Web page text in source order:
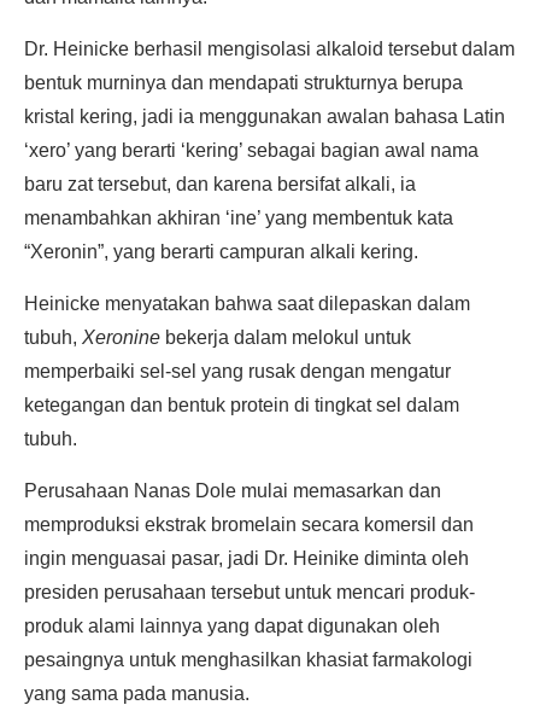
Dr. Heinicke berhasil mengisolasi alkaloid tersebut dalam
bentuk murninya dan mendapati strukturnya berupa
kristal kering, jadi ia menggunakan awalan bahasa Latin
‘xero’ yang berarti ‘kering’ sebagai bagian awal nama
baru zat tersebut, dan karena bersifat alkali, ia
menambahkan akhiran ‘ine’ yang membentuk kata
“Xeronin”, yang berarti campuran alkali kering.
Heinicke menyatakan bahwa saat dilepaskan dalam
tubuh, Xeronine bekerja dalam melokul untuk
memperbaiki sel-sel yang rusak dengan mengatur
ketegangan dan bentuk protein di tingkat sel dalam
tubuh.
Perusahaan Nanas Dole mulai memasarkan dan
memproduksi ekstrak bromelain secara komersil dan
ingin menguasai pasar, jadi Dr. Heinike diminta oleh
presiden perusahaan tersebut untuk mencari produk-
produk alami lainnya yang dapat digunakan oleh
pesaingnya untuk menghasilkan khasiat farmakologi
yang sama pada manusia.